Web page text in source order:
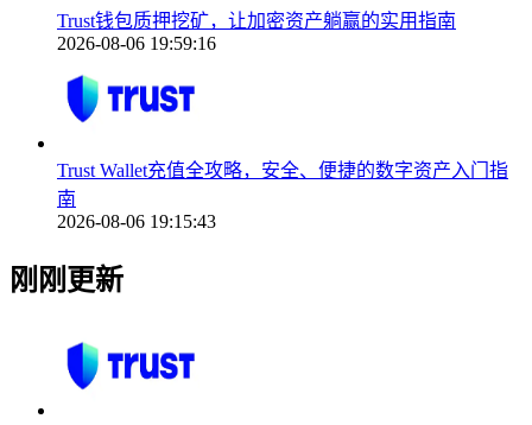
Trust钱包质押挖矿，让加密资产躺赢的实用指南
2026-08-06 19:59:16
Trust Wallet充值全攻略，安全、便捷的数字资产入门指
南
2026-08-06 19:15:43
刚刚更新